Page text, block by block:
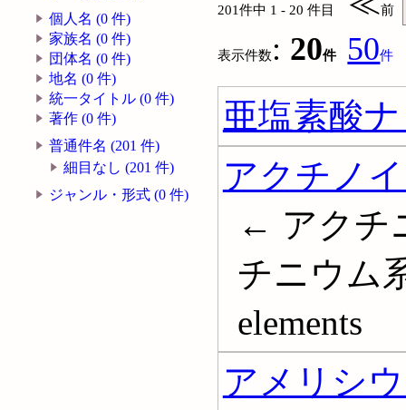
個人名 (0 件)
家族名 (0 件)
団体名 (0 件)
地名 (0 件)
統一タイトル (0 件)
著作 (0 件)
普通件名 (201 件)
細目なし (201 件)
ジャンル・形式 (0 件)
201件中 1 - 20 件目 前
表示件数 : 20件 50件
亜塩素酸
アクチノ
← アクチ
チニウム
elements
アメリシ